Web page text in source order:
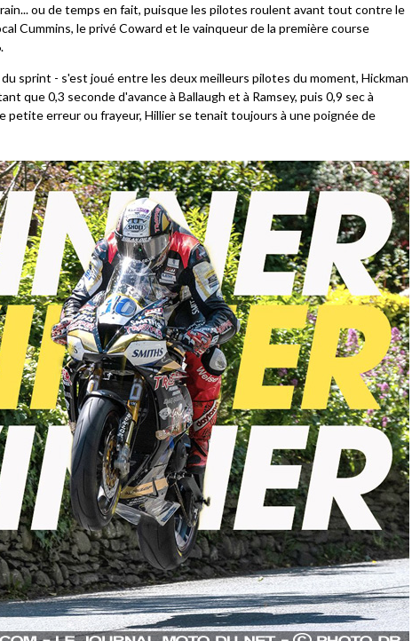
ou de temps en fait, puisque les pilotes roulent avant tout contre le
Cummins, le privé Coward et le vainqueur de la première course
sprint - s'est joué entre les deux meilleurs pilotes du moment, Hickman
que 0,3 seconde d'avance à Ballaugh et à Ramsey, puis 0,9 sec à
petite erreur ou frayeur, Hillier se tenait toujours à une poignée de